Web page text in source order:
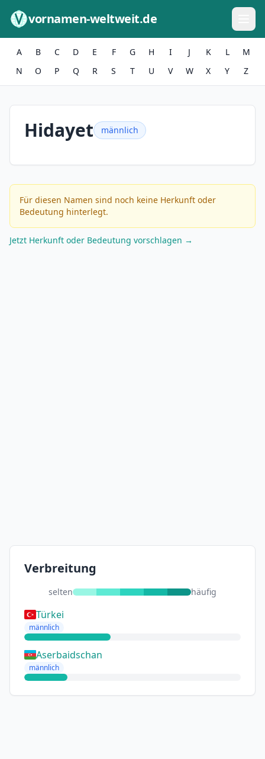
vornamen-weltweit.de
A B C D E F G H I J K L
M
N
O P Q R S T U V W X Y Z
Hidayet männlich
Für diesen Namen sind noch keine Herkunft oder
Bedeutung hinterlegt.
Jetzt Herkunft oder Bedeutung vorschlagen →
Verbreitung
selten häufig
Türkei
männlich
Aserbaidschan
männlich